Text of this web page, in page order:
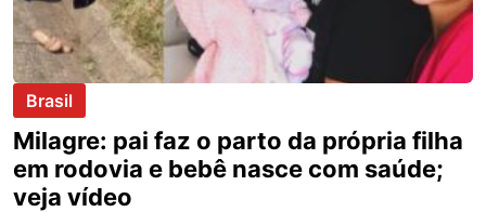
Brasil
Milagre: pai faz o parto da própria filha
em rodovia e bebê nasce com saúde;
veja vídeo